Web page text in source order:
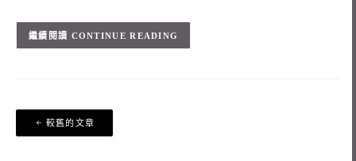
CONTINUE READING
文
章
較舊的文章